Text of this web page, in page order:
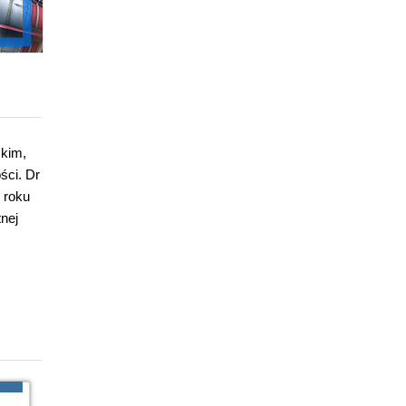
Dr
roku